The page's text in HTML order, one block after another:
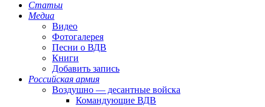
Статьи
Медиа
Видео
Фотогалерея
Песни о ВДВ
Книги
Добавить запись
Российская армия
Воздушно — десантные войска
Командующие ВДВ